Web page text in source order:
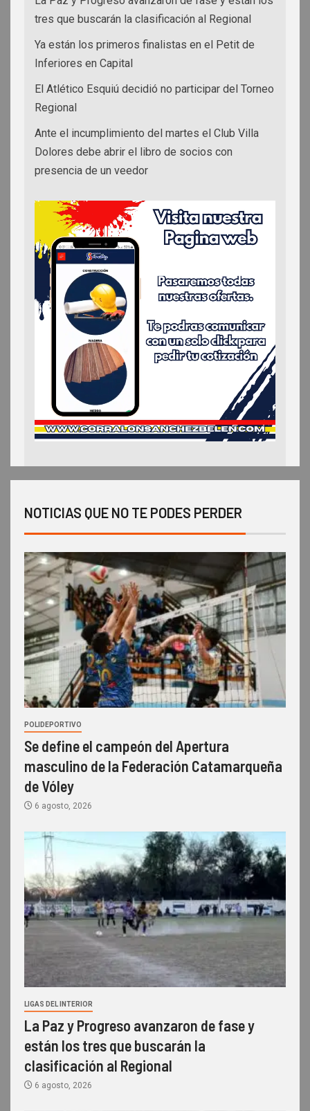
tres que buscarán la clasificación al Regional
Ya están los primeros finalistas en el Petit de
Inferiores en Capital
El Atlético Esquiú decidió no participar del Torneo
Regional
Ante el incumplimiento del martes el Club Villa
Dolores debe abrir el libro de socios con
presencia de un veedor
NOTICIAS QUE NO TE PODES PERDER
POLIDEPORTIVO
Se define el campeón del Apertura
masculino de la Federación Catamarqueña
de Vóley
6 agosto, 2026
LIGAS DEL INTERIOR
La Paz y Progreso avanzaron de fase y
están los tres que buscarán la
clasificación al Regional
6 agosto, 2026